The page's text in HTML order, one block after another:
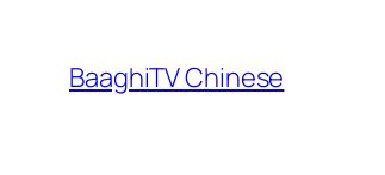
content
BaaghiTV Chinese